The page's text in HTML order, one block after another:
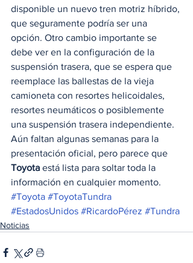
disponible un nuevo tren motriz híbrido,
que seguramente podría ser una
opción. Otro cambio importante se
debe ver en la configuración de la
suspensión trasera, que se espera que
reemplace las ballestas de la vieja
camioneta con resortes helicoidales,
resortes neumáticos o posiblemente
una suspensión trasera independiente.
Aún faltan algunas semanas para la
presentación oficial, pero parece que
Toyota está lista para soltar toda la
información en cualquier momento.
#Toyota #ToyotaTundra
#EstadosUnidos #RicardoPérez #Tundra
Noticias